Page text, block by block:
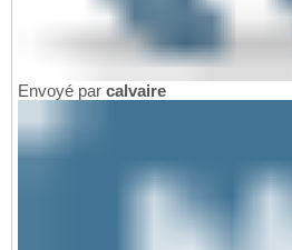
Envoyé par calvaire